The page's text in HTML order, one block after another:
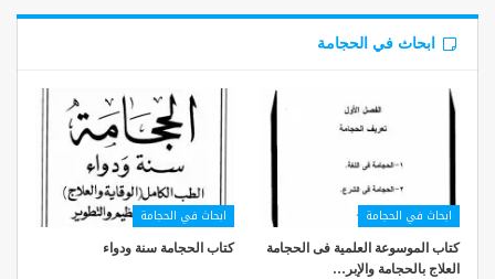
ابحاث في الحجامة
ابحاث في الحجامة
كتاب الموسوعة العلمية فى الحجامة
العلاج بالحجامة والإبر…
ابحاث في الحجامة
كتاب الحجامة سنة ودواء